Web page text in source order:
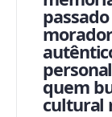
quem
cultural